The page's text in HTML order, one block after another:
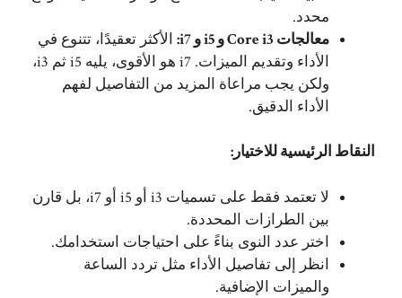
محدد.
معالجات Core i3 و i5 و i7:
الأكثر تعقيدًا، تتنوع في
الأداء وتقديم الميزات. i7 هو الأقوى، يليه i5 ثم i3،
ولكن يجب مراعاة المزيد من التفاصيل لفهم
الأداء الدقيق.
النقاط الرئيسية للاختيار:
لا تعتمد فقط على تسميات i3 أو i5 أو i7، بل قارن
بين الطرازات المحددة.
اختر عدد النوى بناءً على احتياجات استخدامك.
انظر إلى تفاصيل الأداء مثل تردد الساعة
والميزات الإضافية.